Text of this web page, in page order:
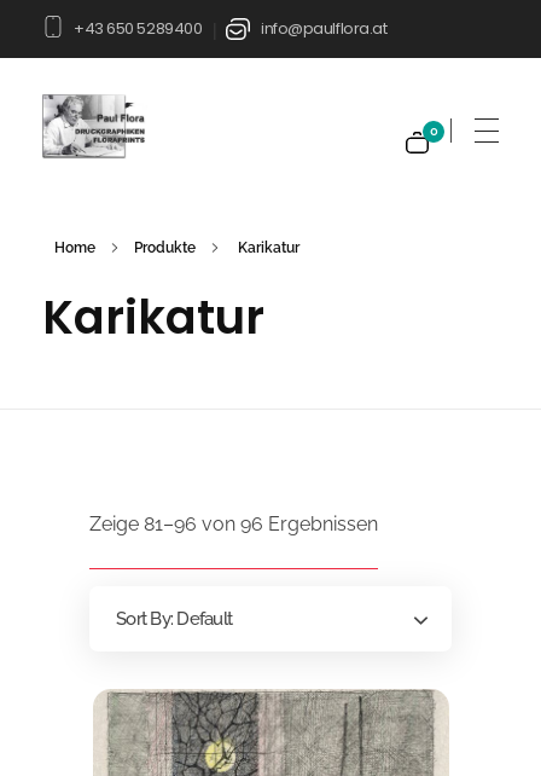
+43 650 5289400 info@paulflora.at
0
Home Produkte Karikatur
Karikatur
Zeige 81–96 von 96 Ergebnissen
Sort By: Default